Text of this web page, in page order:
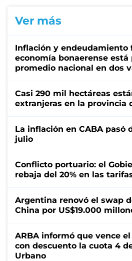
Ver más
Inflación y endeudamiento
economía bonaerense está
promedio nacional en dos
Casi 290 mil hectáreas
extranjeras en la provincia
La inflación en CABA pasó
julio
Conflicto portuario: el
rebaja del 20% en las
Argentina renovó el swap
China por US$19.000
ARBA informó que vence
con descuento la cuota 4
Urbano